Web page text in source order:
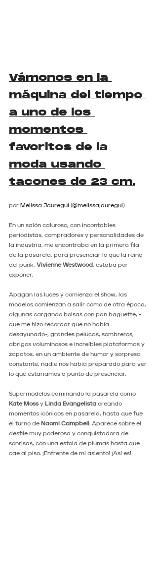
Vámonos en la
máquina del tiempo
a uno de los
momentos
favoritos de la
moda usando
tacones de 23 cm.
por Melissa Jauregui (@melissajauregui)
En un salón caluroso, con incontables
periodistas, compradores y personalidades de
la industria, me encontraba en la primera fila
de la pasarela, para presenciar lo que la reina
del punk, Vivienne Westwood, estaba por
exponer.
Apagan las luces y comienza el show, las
modelos comienzan a salir como de otra época,
algunas cargando bolsas con pan baguette, -
que me hizo recordar que no había
desayunado-, grandes pelucas, sombreros,
abrigos voluminosos e increíbles plataformas y
zapatos, en un ambiente de humor y sorpresa
constante, nadie nos había preparado para ver
lo que estaríamos a punto de presenciar.
Supermodelos caminando la pasarela como
Kate Moss y Linda Evangelista creando
momentos icónicos en pasarela, hasta que fue
el turno de Naomi Campbell . Aparece sobre el
desfile muy poderosa y conquistadora de
sonrisas, con una estola de plumas hasta que
cae al piso. ¡Enfrente de mi asiento! ¡Así es!